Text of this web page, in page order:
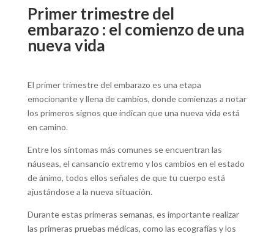
Primer trimestre del
embarazo : el comienzo de una
nueva vida
El primer trimestre del embarazo es una etapa
emocionante y llena de cambios, donde comienzas a notar
los primeros signos que indican que una nueva vida está
en camino.
Entre los síntomas más comunes se encuentran las
náuseas, el cansancio extremo y los cambios en el estado
de ánimo, todos ellos señales de que tu cuerpo está
ajustándose a la nueva situación.
Durante estas primeras semanas, es importante realizar
las primeras pruebas médicas, como las ecografías y los